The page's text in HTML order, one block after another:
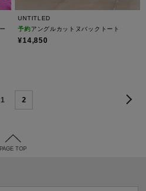
UNTITLED
予約アングルカットヌバックトート
¥14,850
1 2
PAGE TOP